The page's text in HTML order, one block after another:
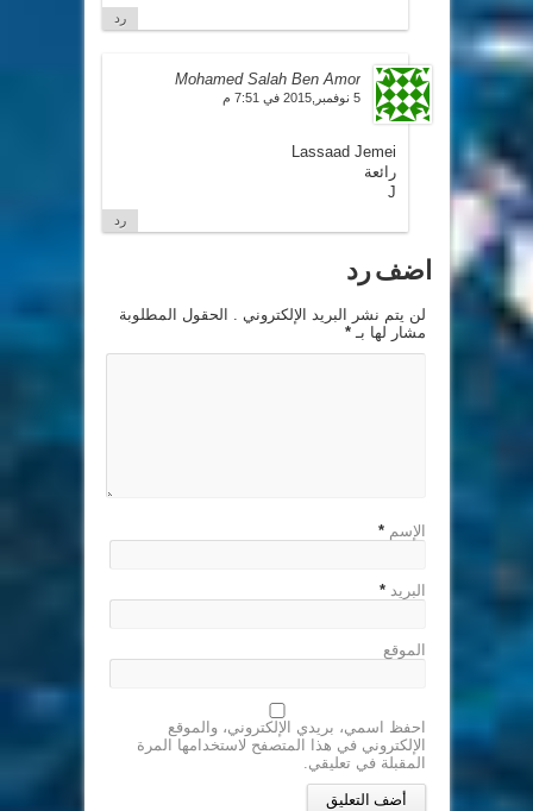
رد
Mohamed Salah Ben Amor
5 نوفمبر,2015 في 7:51 م
Lassaad Jemei
رائعة
J
رد
اضف رد
لن يتم نشر البريد الإلكتروني . الحقول المطلوبة
مشار لها بـ*
الإسم *
البريد *
الموقع
احفظ اسمي، بريدي الإلكتروني، والموقع
الإلكتروني في هذا المتصفح لاستخدامها المرة
المقبلة في تعليقي.